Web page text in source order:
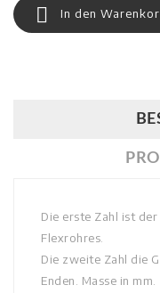
 In den
Die erste Zahl ist der
Flexrohres.
Die zweite Zahl die
Enden. Masse in mm.